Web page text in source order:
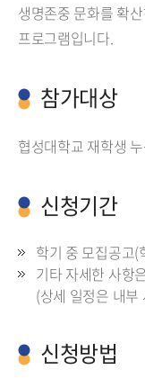
생명존중 문화를 확
프로그램입니다.
참가대상
협성대학교 재학생
신청기간
학기 중 모집공고
기타 자세한 사항
(상세 일정은 내
신청방법